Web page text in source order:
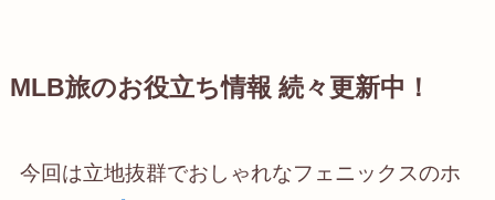
MLB旅のお役立ち情報 続々更新中！
今回は立地抜群でおしゃれなフェニックスのホ